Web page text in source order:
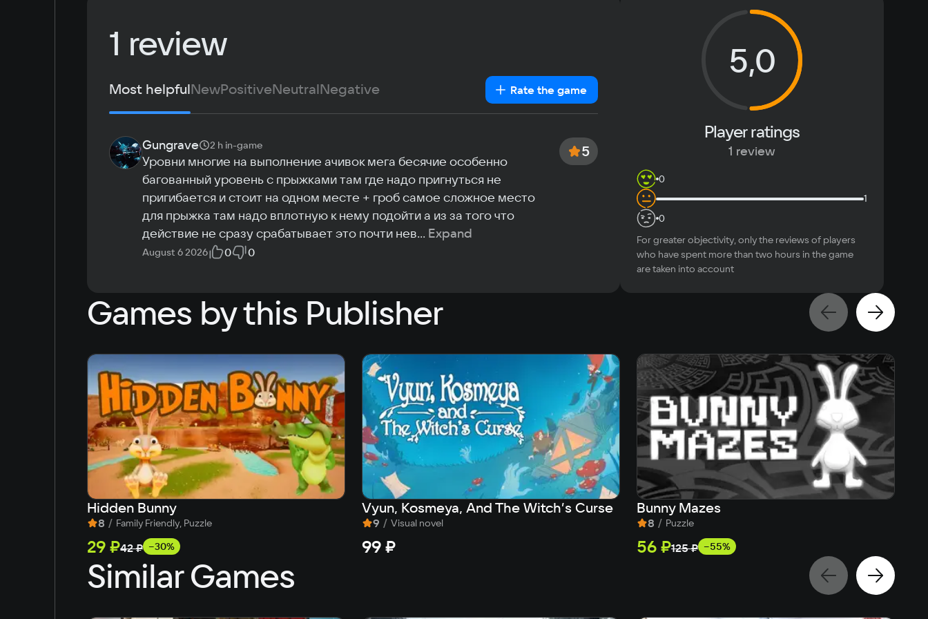
Russian
English
Arabic
Korean
German
Italian
Portuguese
Text
1 review
Most helpfulNewPositiveNeutralNegative Rate the game
Gungrave 2 h in-game 5
Уровни многие на выполнение ачивок мега бесячие особенно
багованный уровень с прыжками там где надо пригнуться не
пригибается и стоит на одном месте + гроб самое сложное место
для прыжка там надо вплотную к нему подойти а из за того что
действие не сразу срабатывает это почти нев... Expand
August 6 2026 0 0
5,0
Player ratings
1 review
0
1
0
For greater objectivity, only the reviews of players
who have spent more than two hours in the game
are taken into account
Games by this Publisher
Hidden Bunny
8 / Family Friendly, Puzzle
29 ₽42 ₽ −30%
Vyun, Kosmeya, And The Witch’s Curse
9 / Visual novel
99 ₽
Bunny Mazes
8 / Puzzle
56 ₽125 ₽ −55%
Similar Games